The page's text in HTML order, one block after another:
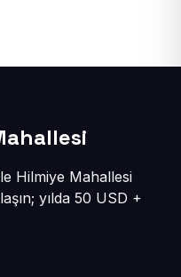
Hilmiye Mahallesi
yılda 50 USD +